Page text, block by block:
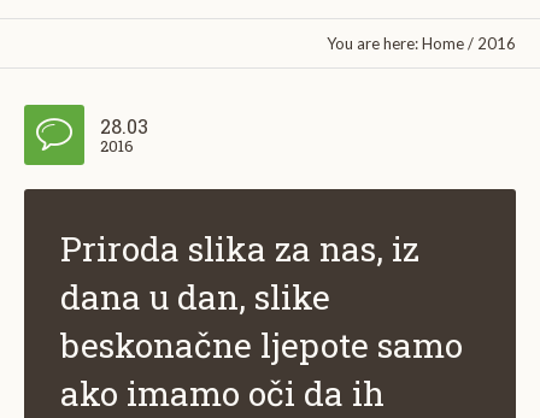
You are here:Home/ 2016
28.03
2016
Priroda slika za nas, iz
dana u dan, slike
beskonačne ljepote samo
ako imamo oči da ih